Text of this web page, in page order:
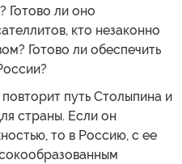
Готово ли оно
кто незаконно
Готово ли обеспечить
путь Столыпина и
страны. Если он
то в Россию, с ее